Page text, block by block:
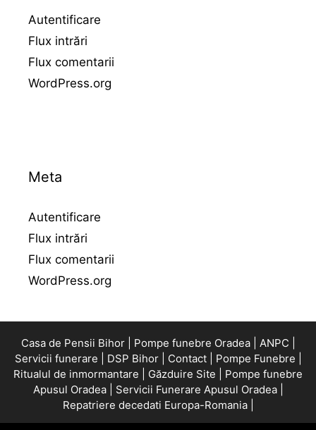
Autentificare
Flux intrări
Flux comentarii
WordPress.org
Meta
Autentificare
Flux intrări
Flux comentarii
WordPress.org
Casa de Pensii Bihor | Pompe funebre Oradea |
ANPC |
Servicii funerare |
DSP Bihor | Contact |
Pompe Funebre |
Ritualul de inmormantare |
Găzduire Site |
Pompe funebre
Apusul Oradea |
Servicii Funerare Apusul Oradea |
Repatriere decedati Europa-Romania |